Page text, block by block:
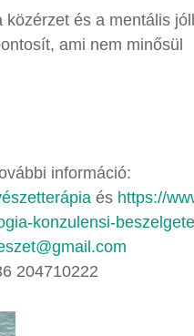
közérzet és a mentális
ami nem minősül
információ:
és https://
konzulensi-
204710222